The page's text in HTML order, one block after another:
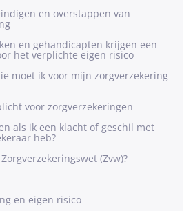
en overstappen van
en gehandicapten krijgen een
het verplichte eigen risico
moet ik voor mijn zorgverzekering
voor zorgverzekeringen
als ik een klacht of geschil met
heb?
(Zvw)?
en eigen risico